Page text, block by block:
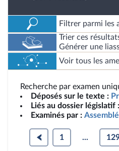
Filtrer parmi les
Trier ces
Générer une
Voir tous les
Recherche par examen
Déposés sur le texte :
Liés au dossier législatif :
Examinés par :
1 ...